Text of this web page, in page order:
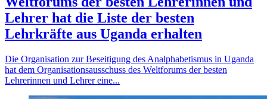
Lehrer hat die Liste der besten
Lehrkräfte aus Uganda erhalten
Die Organisation zur Beseitigung des Analphabetismus in Uganda
hat dem Organisationsausschuss des Weltforums der besten
Lehrerinnen und Lehrer eine...